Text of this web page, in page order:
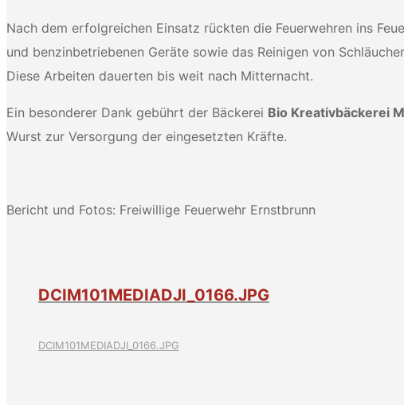
Nach dem erfolgreichen Einsatz rückten die Feuerwehren ins
und benzinbetriebenen Geräte sowie das Reinigen von
Diese Arbeiten dauerten bis weit nach Mitternacht.
Ein besonderer Dank gebührt der Bäckerei Bio Kreativbäckerei
Wurst zur Versorgung der eingesetzten Kräfte.
Bericht und Fotos: Freiwillige Feuerwehr Ernstbrunn
DCIM101MEDIADJI_0166.JPG
DCIM101MEDIADJI_0166.JPG